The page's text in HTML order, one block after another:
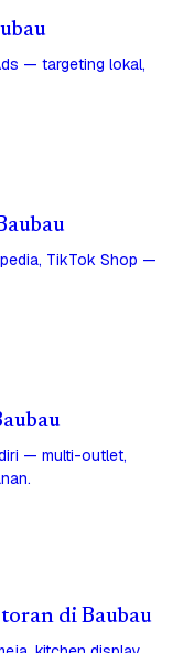
— targeting lokal,
TikTok Shop —
— multi-outlet,
di Baubau